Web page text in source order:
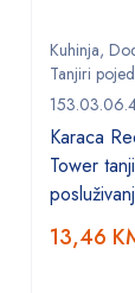
Kuhinja,
Tanjiri
Karaca
Tower
13,46